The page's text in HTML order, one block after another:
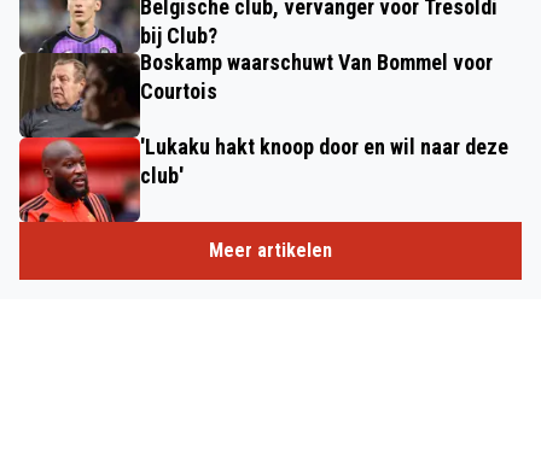
Belgische club, vervanger voor Tresoldi
bij Club?
Boskamp waarschuwt Van Bommel voor
Courtois
'Lukaku hakt knoop door en wil naar deze
club'
Meer artikelen